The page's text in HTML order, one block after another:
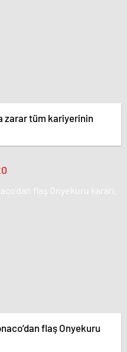
zarar tüm kariyerinin
flaş Onyekuru